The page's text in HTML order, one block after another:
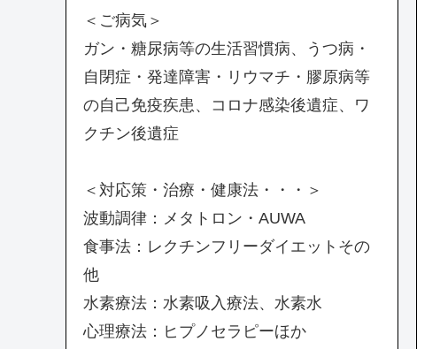
＜ご病気＞
ガン・糖尿病等の生活習慣病、うつ病・
自閉症・発達障害・リウマチ・膠原病等
の自己免疫疾患、コロナ感染後遺症、ワ
クチン後遺症
＜対応策・治療・健康法・・・＞
波動調律：メタトロン・AUWA
食事法：レクチンフリーダイエットその
他
水素療法：水素吸入療法、水素水
心理療法：ヒプノセラピーほか